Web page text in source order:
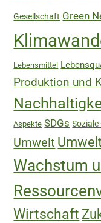
Gesellschaft Green
Lebensmittel
Produktion und
Aspekte SDGs
Umwelt
Wachstum
Wirtschaft